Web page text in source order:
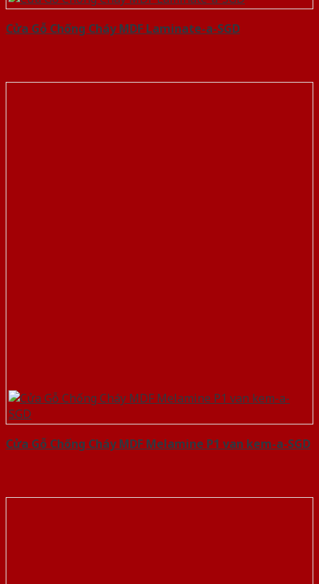
Cửa Gỗ Chống Cháy MDF Laminate-a-SGD
Cửa Gỗ Chống Cháy MDF Melamine P1 van kem-a-SGD